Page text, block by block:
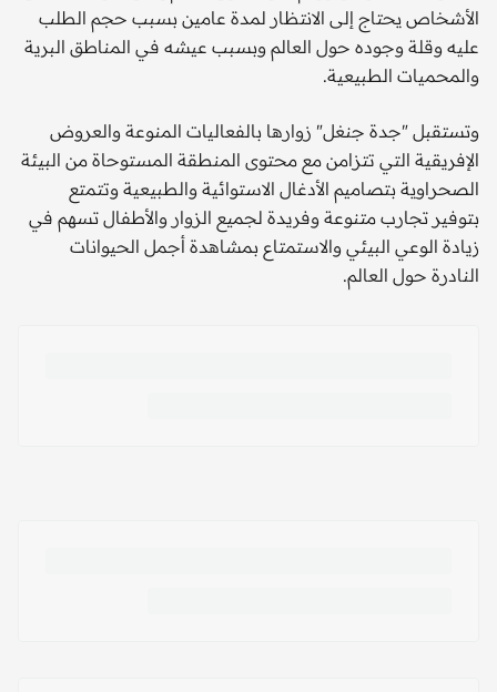
الأشخاص يحتاج إلى الانتظار لمدة عامين بسبب حجم الطلب
عليه وقلة وجوده حول العالم وبسبب عيشه في المناطق البرية
والمحميات الطبيعية.
وتستقبل "جدة جنغل" زوارها بالفعاليات المنوعة والعروض
الإفريقية التي تتزامن مع محتوى المنطقة المستوحاة من البيئة
الصحراوية بتصاميم الأدغال الاستوائية والطبيعية وتتمتع
بتوفير تجارب متنوعة وفريدة لجميع الزوار والأطفال تسهم في
زيادة الوعي البيئي والاستمتاع بمشاهدة أجمل الحيوانات
النادرة حول العالم.